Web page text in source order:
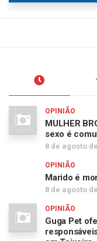
OPINIÃO
MULHER
sexo é
8 de agosto
OPINIÃO
Marido é
8 de agosto
OPINIÃO
Guga Pet